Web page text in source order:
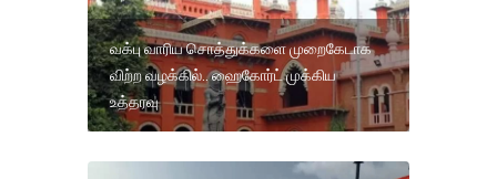
வக்பு வாரிய சொத்துக்களை முறைகேடாக
விற்ற வழக்கில்.. ஹைகோர்ட் முக்கிய
உத்தரவு